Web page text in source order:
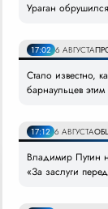
Ураган
17:02 6 АВГУСТА
Стало известно,
барнаульцев этим
17:12 6 АВГУСТА
Владимир Путин
«За заслуги